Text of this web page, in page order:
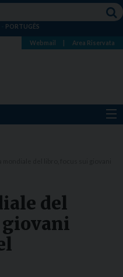
PORTUGÊS
Webmail Area Riservata
del